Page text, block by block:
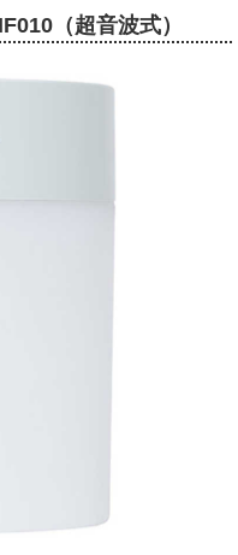
（超音波式）